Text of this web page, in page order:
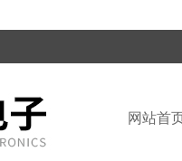
网站首